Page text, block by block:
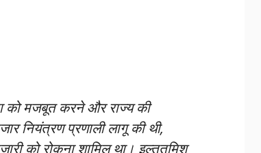
को मजबूत करने और राज्य की
नियंत्रण प्रणाली लागू की थी,
को रोकना शामिल था। इल्तुतमिश